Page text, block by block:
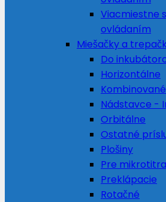
Viacmiestne
ovládaním
Miešačky a
Do
Horizontálne
Nádstavce -
Orbitálne
Ostatné
Plošiny
Pre
Preklápacie
Rotačné